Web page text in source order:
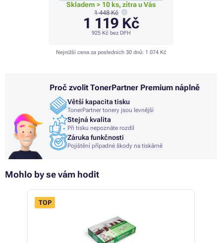
Skladem > 10 ks, zítra u Vás
1 448 Kč
1 119 Kč
925 Kčbez DPH
Nejnižší cena za posledních 30 dnů: 1 074 Kč
Proč zvolit TonerPartner Premium náplně
Větší kapacita tisku
TonerPartner tonery jsou levnější
Stejná kvalita
Při tisku nepoznáte rozdíl
Záruka funkčnosti
Pojištění případné škody na tiskárně
Mohlo by se vám hodit
TOP